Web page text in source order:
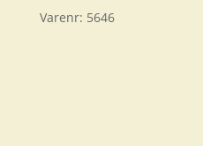
Varenr: 5646